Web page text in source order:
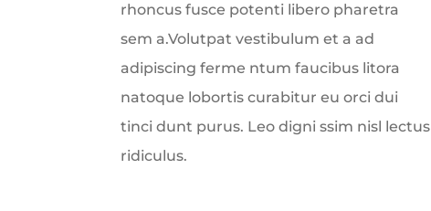
rhoncus fusce potenti libero pharetra
sem a.Volutpat vestibulum et a ad
adipiscing ferme ntum faucibus litora
natoque lobortis curabitur eu orci dui
tinci dunt purus. Leo digni ssim nisl lectus
ridiculus.